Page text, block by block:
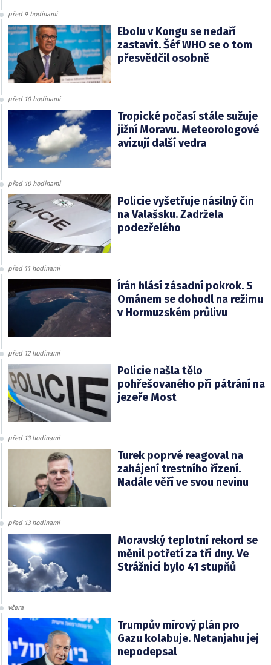
před 9 hodinami
Ebolu v Kongu se nedaří
zastavit. Šéf WHO se o tom
přesvědčil osobně
před 10 hodinami
Tropické počasí stále sužuje
jižní Moravu. Meteorologové
avizují další vedra
před 10 hodinami
Policie vyšetřuje násilný čin
na Valašsku. Zadržela
podezřelého
před 11 hodinami
Írán hlásí zásadní pokrok. S
Ománem se dohodl na režimu
v Hormuzském průlivu
před 12 hodinami
Policie našla tělo
pohřešovaného při pátrání na
jezeře Most
před 13 hodinami
Turek poprvé reagoval na
zahájení trestního řízení.
Nadále věří ve svou nevinu
před 13 hodinami
Moravský teplotní rekord se
měnil potřetí za tři dny. Ve
Strážnici bylo 41 stupňů
včera
Trumpův mírový plán pro
Gazu kolabuje. Netanjahu jej
nepodepsal